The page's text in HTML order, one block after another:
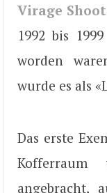
Virage
1992 bis
worden
wurde es als
Das erste
angebracht,